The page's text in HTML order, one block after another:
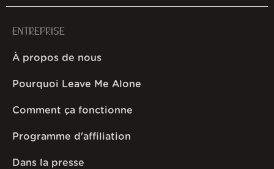
ENTREPRISE
À propos de nous
Pourquoi Leave Me Alone
Comment ça fonctionne
Programme d'affiliation
Dans la presse